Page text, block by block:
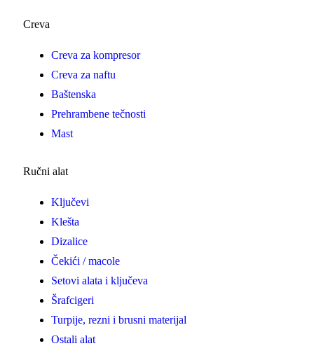
Creva
Creva za kompresor
Creva za naftu
Baštenska
Prehrambene tečnosti
Mast
Ručni alat
Ključevi
Klešta
Dizalice
Čekići / macole
Setovi alata i ključeva
Šrafcigeri
Turpije, rezni i brusni materijal
Ostali alat